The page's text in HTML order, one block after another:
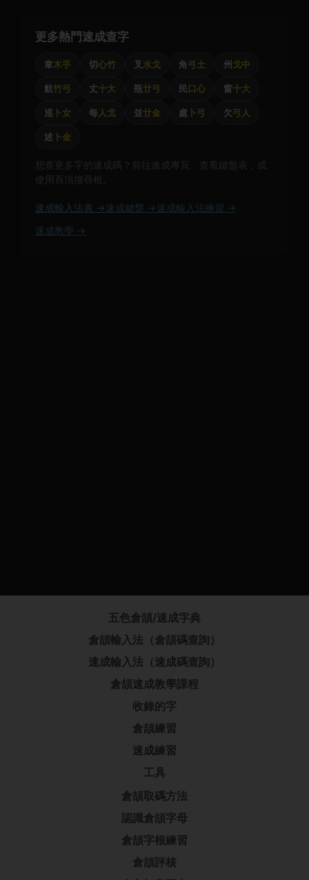
更多熱門速成查字
韋木手 切心竹 叉 水戈 角弓土 州 戈中
航竹弓 丈十大 瓶廿弓 民口心 窗十大
巡 卜女 每人戈 並廿金 處 卜弓 欠弓人
述 卜金
想查更多字的速成碼？前往速成專頁、查看鍵盤表，或
使用頁頂搜尋框。
速成輸入法表 → 速成鍵盤 → 速成輸入法練習 →
速成教學 →
五色倉頡/速成字典
倉頡輸入法（倉頡碼查詢）
速成輸入法（速成碼查詢）
倉頡速成教學課程
收錄的字
倉頡練習
速成練習
工具
倉頡取碼方法
認識倉頡字母
倉頡字根練習
倉頡評核